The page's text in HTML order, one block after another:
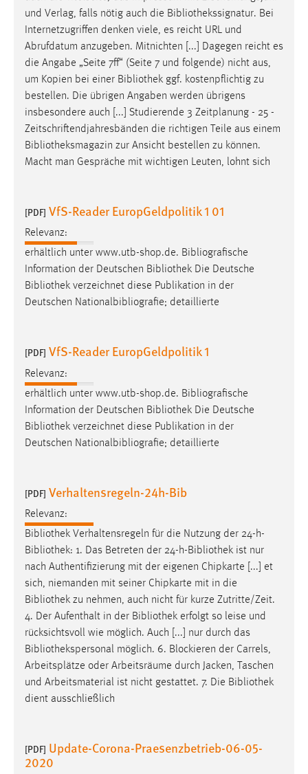
und Verlag, falls nötig auch die Bibliothekssignatur. Bei
Internetzugriffen denken viele, es reicht URL und
Abrufdatum anzugeben. Mitnichten [...] Dagegen reicht es
die Angabe „Seite 7ff“ (Seite 7 und folgende) nicht aus,
um Kopien bei einer Bibliothek ggf. kostenpflichtig zu
bestellen. Die übrigen Angaben werden übrigens
insbesondere auch [...] Studierende 3 Zeitplanung - 25 -
Zeitschriftendjahresbänden die richtigen Teile aus einem
Bibliotheksmagazin zur Ansicht bestellen zu können.
Macht man Gespräche mit wichtigen Leuten, lohnt sich
[PDF] VfS-Reader EuropGeldpolitik 1 01
Relevanz:
erhältlich unter www.utb-shop.de. Bibliografische
Information der Deutschen Bibliothek Die Deutsche
Bibliothek verzeichnet diese Publikation in der
Deutschen Nationalbibliografie; detaillierte
[PDF] VfS-Reader EuropGeldpolitik 1
Relevanz:
erhältlich unter www.utb-shop.de. Bibliografische
Information der Deutschen Bibliothek Die Deutsche
Bibliothek verzeichnet diese Publikation in der
Deutschen Nationalbibliografie; detaillierte
[PDF] Verhaltensregeln-24h-Bib
Relevanz:
Bibliothek Verhaltensregeln für die Nutzung der 24-h-
Bibliothek: 1. Das Betreten der 24-h-Bibliothek ist nur
nach Authentifizierung mit der eigenen Chipkarte [...] et
sich, niemanden mit seiner Chipkarte mit in die
Bibliothek zu nehmen, auch nicht für kurze Zutritte/Zeit.
4. Der Aufenthalt in der Bibliothek erfolgt so leise und
rücksichtsvoll wie möglich. Auch [...] nur durch das
Bibliothekspersonal möglich. 6. Blockieren der Carrels,
Arbeitsplätze oder Arbeitsräume durch Jacken, Taschen
und Arbeitsmaterial ist nicht gestattet. 7. Die Bibliothek
dient ausschließlich
[PDF] Update-Corona-Praesenzbetrieb-06-05-
2020